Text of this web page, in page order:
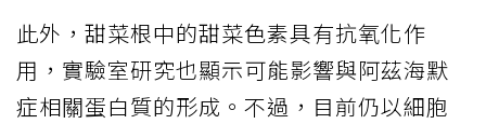
此外，甜菜根中的甜菜色素具有抗氧化作
用，實驗室研究也顯示可能影響與阿茲海默
症相關蛋白質的形成。不過，目前仍以細胞